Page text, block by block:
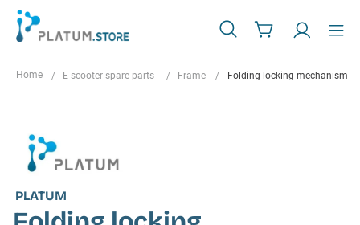
E-scooter spare parts Frame Folding locking mechanism
PLATUM